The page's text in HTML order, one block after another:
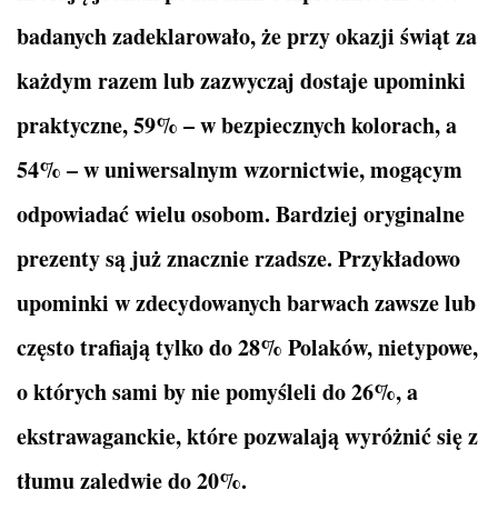
badanych zadeklarowało, że przy okazji świąt za
każdym razem lub zazwyczaj dostaje upominki
praktyczne, 59% – w bezpiecznych kolorach, a
54% – w uniwersalnym wzornictwie, mogącym
odpowiadać wielu osobom. Bardziej oryginalne
prezenty są już znacznie rzadsze. Przykładowo
upominki w zdecydowanych barwach zawsze lub
często trafiają tylko do 28% Polaków, nietypowe,
o których sami by nie pomyśleli do 26%, a
ekstrawaganckie, które pozwalają wyróżnić się z
tłumu zaledwie do 20%.